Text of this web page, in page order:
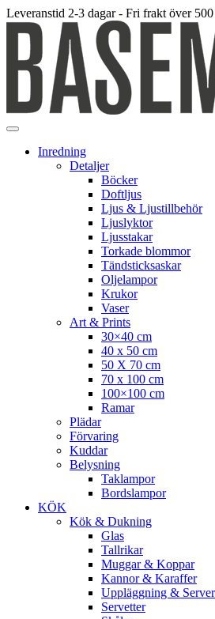
Leveranstid 2-3 dagar - Fri frakt över
Inredning
Detaljer
Böcker
Doftljus
Ljus & Ljustillbehör
Ljuslyktor
Ljusstakar
Torkade blommor
Tändsticksaskar
Oljelampor
Krukor
Vaser
Art & Prints
30×40 cm
40 x 50 cm
50 X 70 cm
70 x 100 cm
100×100 cm
Ramar
Plädar
Förvaring
Kuddar
Belysning
Taklampor
Bordslampor
KÖK
Kök & Dukning
Glas
Tallrikar
Muggar & Koppar
Kannor & Karaffer
Uppläggning &
Servetter